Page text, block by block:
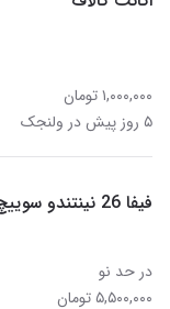
۱,۰۰۰,۰۰۰ تومان
۵ روز پیش در ولنجک
فیفا 26 نینتندو سوییچ 2
در حد نو
۵,۵۰۰,۰۰۰ تومان